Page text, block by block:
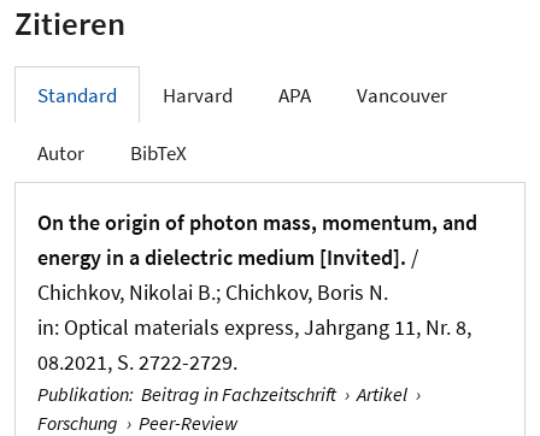
Zitieren
Standard Harvard APA Vancouver
Autor BibTeX
On the origin of photon mass, momentum, and
energy in a dielectric medium [Invited]. /
Chichkov, Nikolai B.; Chichkov, Boris N.
in: Optical materials express, Jahrgang 11, Nr. 8,
08.2021, S. 2722-2729.
Publikation: Beitrag in Fachzeitschrift › Artikel ›
Forschung › Peer-Review